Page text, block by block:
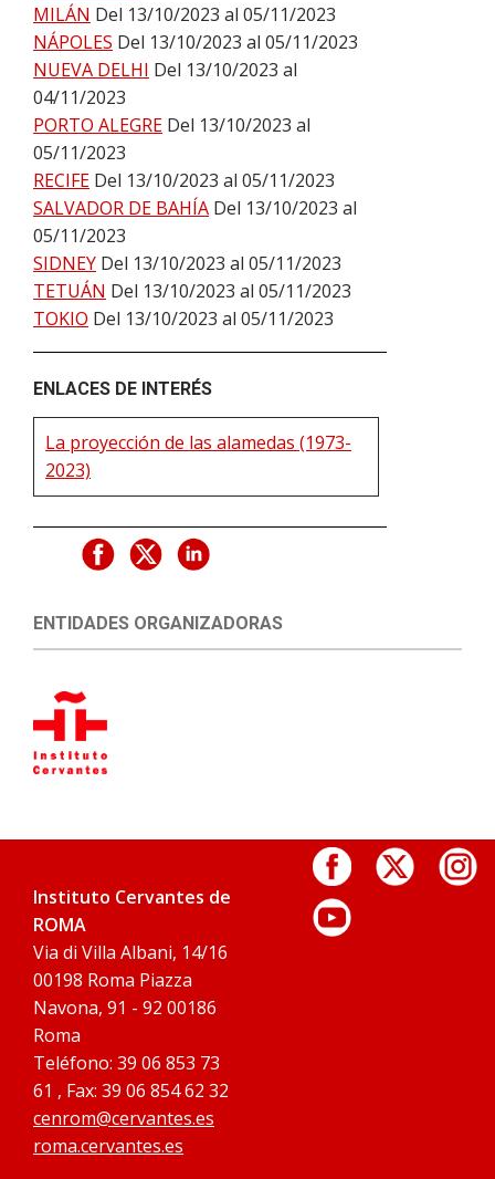
MILÁN Del 13/10/2023 al 05/11/2023
NÁPOLES Del 13/10/2023 al 05/11/2023
NUEVA DELHI Del 13/10/2023 al
04/11/2023
PORTO ALEGRE Del 13/10/2023 al
05/11/2023
RECIFE Del 13/10/2023 al 05/11/2023
SALVADOR DE BAHÍA Del 13/10/2023 al
05/11/2023
SIDNEY Del 13/10/2023 al 05/11/2023
TETUÁN Del 13/10/2023 al 05/11/2023
TOKIO Del 13/10/2023 al 05/11/2023
ENLACES DE INTERÉS
La proyección de las alamedas (1973-
2023)
ENTIDADES ORGANIZADORAS
Instituto Cervantes de
ROMA
Via di Villa Albani, 14/16
00198 Roma Piazza
Navona, 91 - 92 00186
Roma
Teléfono: 39 06 853 73
61 , Fax: 39 06 854 62 32
cenrom@cervantes.es
roma.cervantes.es